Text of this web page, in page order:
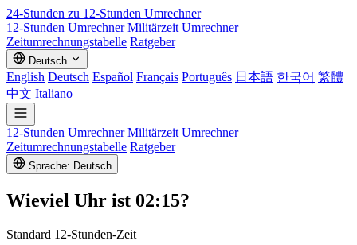
24-Stunden zu 12-Stunden Umrechner
12-Stunden Umrechner Militärzeit Umrechner
Zeitumrechnungstabelle Ratgeber
Deutsch
English Deutsch Español Français Português 日本語 한국어 繁體
中文 Italiano
12-Stunden Umrechner Militärzeit Umrechner
Zeitumrechnungstabelle Ratgeber
Sprache: Deutsch
Wieviel Uhr ist 02:15?
Standard 12-Stunden-Zeit